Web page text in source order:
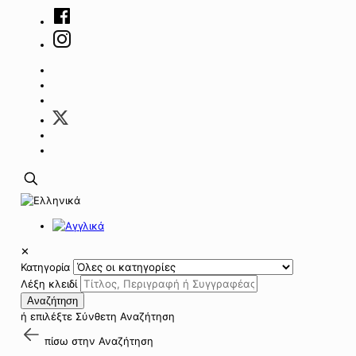
✕
Κατηγορία
Λέξη κλειδί
Αναζήτηση
ή επιλέξτε Σύνθετη Αναζήτηση
πίσω στην Αναζήτηση